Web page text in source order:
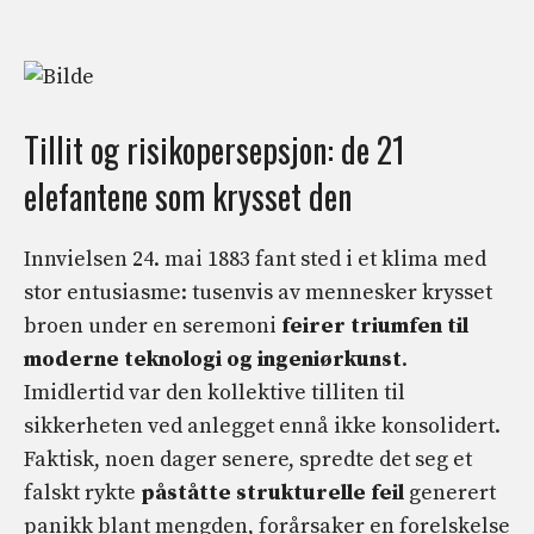
Tillit og risikopersepsjon: de 21
elefantene som krysset den
Innvielsen 24. mai 1883 fant sted i et klima med
stor entusiasme: tusenvis av mennesker krysset
broen under en seremoni feirer triumfen til
moderne teknologi og ingeniørkunst.
Imidlertid var den kollektive tilliten til
sikkerheten ved anlegget ennå ikke konsolidert.
Faktisk, noen dager senere, spredte det seg et
falskt rykte påståtte strukturelle feil generert
panikk blant mengden, forårsaker en forelskelse